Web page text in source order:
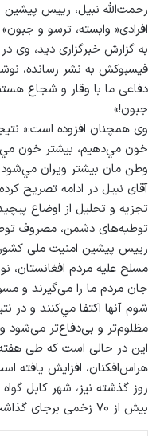
رحمت‌الله نبیل، رییس پیشین
افرادی« وابسته، ترسو و
به گزارش خبرگزاری دید، وی
فیسبوکش به نشر رسانده،
دفاعى ما با وقار و شجاع
جبون!»
وی همچنان افزوده است:«
خون مي‌دهيم، بيشتر خون
وطن مان بیشتر ویران
آقای نبیل در ادامه تصریح
تجزیه و تحليل از اوضاع
توطیه‌هاى دشمن، مصروف
رییس پیشین امنیت ملی
مسلح علیه مردم افغانستان،
جان مردم ما را می‌گیرند و
شوم آنها اكتفا مي‌كنند و در
مظلوم‌تر و بی‌دفاع‌تر می‌شود
این در حالی است که طی
هراس‌افکنان، افزایش یافته
بیش از ۷۰ زخمی برجای گذاشت.